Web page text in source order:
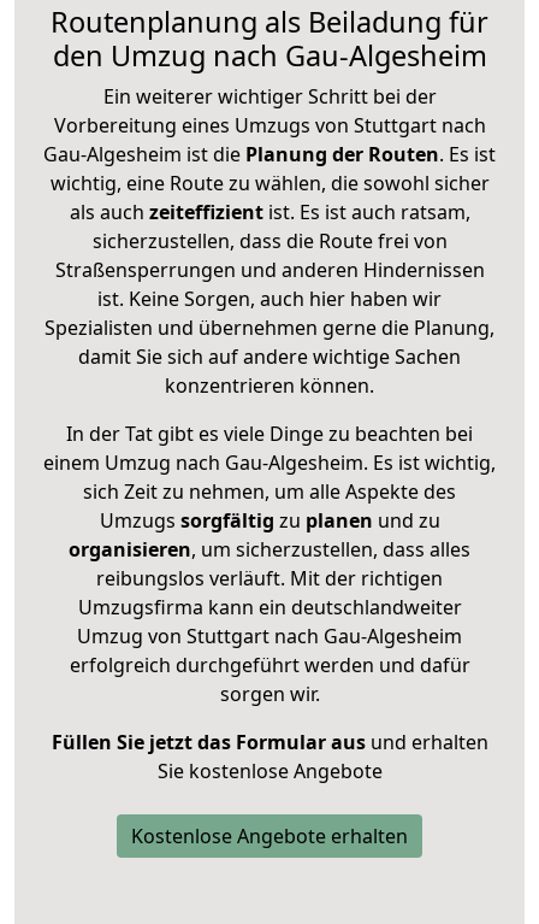
Routenplanung als Beiladung für
den Umzug nach Gau-Algesheim
Ein weiterer wichtiger Schritt bei der
Vorbereitung eines Umzugs von Stuttgart nach
Gau-Algesheim ist die Planung der Routen. Es ist
wichtig, eine Route zu wählen, die sowohl sicher
als auch zeiteffizientist. Es ist auch ratsam,
sicherzustellen, dass die Route frei von
Straßensperrungen und anderen Hindernissen
ist. Keine Sorgen, auch hier haben wir
Spezialisten und übernehmen gerne die Planung,
damit Sie sich auf andere wichtige Sachen
konzentrieren können.
In der Tat gibt es viele Dinge zu beachten bei
einem Umzug nach Gau-Algesheim. Es ist wichtig,
sich Zeit zu nehmen, um alle Aspekte des
Umzugs sorgfältig zu planen und zu
organisieren, um sicherzustellen, dass alles
reibungslos verläuft. Mit der richtigen
Umzugsfirma kann ein deutschlandweiter
Umzug von Stuttgart nach Gau-Algesheim
erfolgreich durchgeführt werden und dafür
sorgen wir.
Füllen Sie jetzt das Formular ausund erhalten
Sie kostenlose Angebote
Kostenlose Angebote erhalten